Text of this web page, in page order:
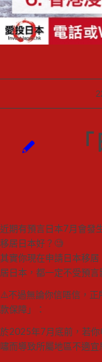
近期有預言日本7月會發
移居日本好？🧐
其實你現在申請日本移
居日本，都一定不受預言
⚠️不過無論你信唔信，正
款保障」：
於2025年7月底前，若
嘯而導致所屬地區不適